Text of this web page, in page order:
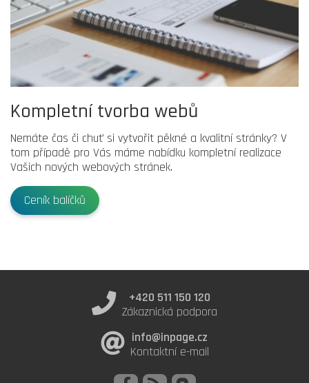
Kompletní tvorba webů
Nemáte čas či chuť si vytvořit pěkné a kvalitní stránky? V
tom případě pro Vás máme nabídku kompletní realizace
Vašich nových webových stránek.
Ceník balíčků
+420 511 150 120
Zákaznická podpora
info@inpage.cz
Kontaktní e-mail